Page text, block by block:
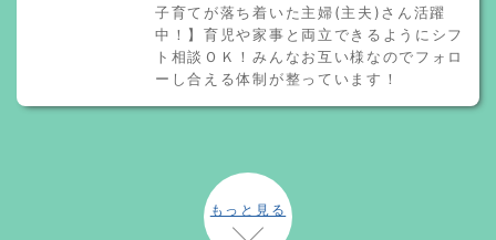
子育てが落ち着いた主婦(主夫)さん活躍
中！】育児や家事と両立できるようにシフ
ト相談ＯＫ！みんなお互い様なのでフォロ
ーし合える体制が整っています！
もっと見る